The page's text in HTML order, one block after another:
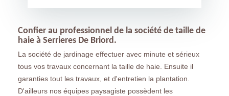
Confier au professionnel de la société de taille de
haie à Serrieres De Briord.
La société de jardinage effectuer avec minute et sérieux
tous vos travaux concernant la taille de haie. Ensuite il
garanties tout les travaux, et d'entretien la plantation.
D'ailleurs nos équipes paysagiste possèdent les